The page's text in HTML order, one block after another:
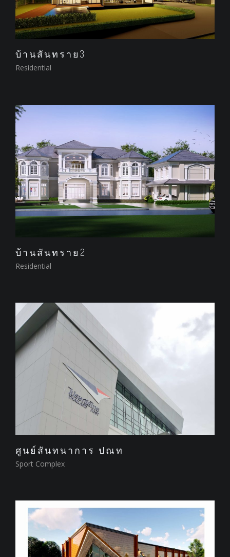
บ้านสันทราย3
Residential
บ้านสันทราย2
Residential
ศูนย์สันทนาการ ปณท
Sport Complex